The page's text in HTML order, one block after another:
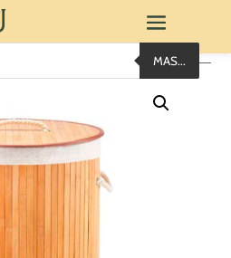
MAS...